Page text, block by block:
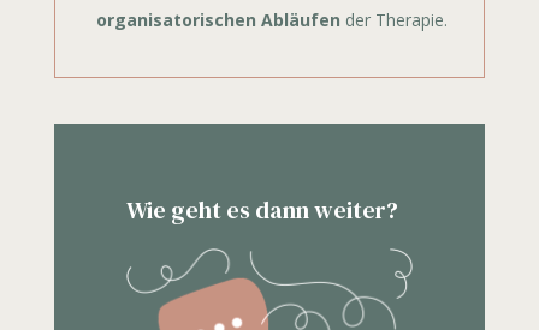
organisatorischen Abläufen der Therapie.
Wie geht es dann weiter?